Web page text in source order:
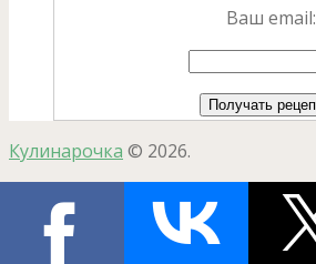
Ваш email:
Кулинарочка © 2026.
О сайте…. и немного о себе…
Обратная связь